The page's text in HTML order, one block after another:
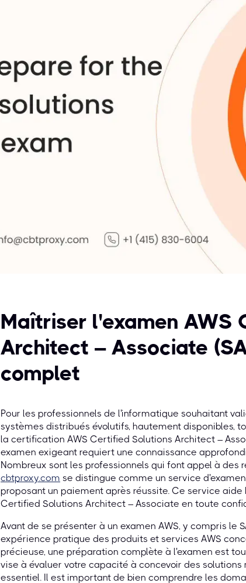
Maîtriser l'examen AWS
Architect – Associate
complet
Pour les professionnels de l'informatique souhaitant
systèmes distribués évolutifs, hautement disponibles,
la certification AWS Certified Solutions Architect –
examen exigeant requiert une connaissance
Nombreux sont les professionnels qui font appel à des
cbtproxy.com se distingue comme un service
proposant un paiement après réussite. Ce service
Certified Solutions Architect – Associate en toute
Avant de se présenter à un examen AWS, y compris le
expérience pratique des produits et services AWS
précieuse, une préparation complète à l'examen est
vise à évaluer votre capacité à concevoir des
essentiel. Il est important de bien comprendre les